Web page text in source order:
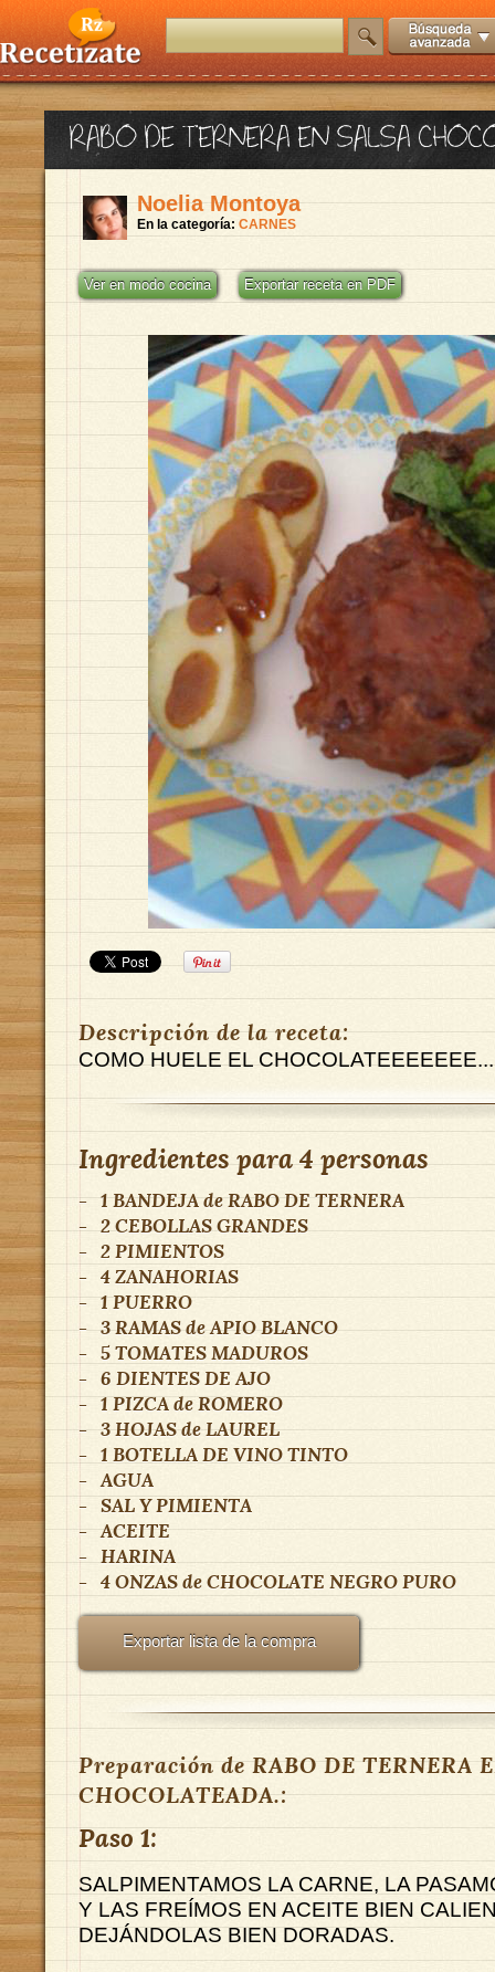
RABO DE TERNERA EN SALSA
Noelia Montoya
En la categoría: CARNES
Ver en modo cocina Exportar receta en PDF
Descripción de la receta:
COMO HUELE EL
Ingredientes para4 personas
- 1 BANDEJAdeRABO DE TERNERA
- 2CEBOLLAS GRANDES
- 2PIMIENTOS
- 4ZANAHORIAS
- 1PUERRO
- 3 RAMASdeAPIO BLANCO
- 5TOMATES MADUROS
- 6 DIENTES DE AJO
- 1 PIZCAdeROMERO
- 3 HOJASdeLAUREL
- 1 BOTELLA DE VINO TINTO
- AGUA
- SAL Y PIMIENTA
- ACEITE
- HARINA
- 4 ONZASdeCHOCOLATE NEGRO PURO
Exportar lista de la compra
Preparación de RABO DE TERNERA
CHOCOLATEADA.:
Paso 1:
SALPIMENTAMOS LA CARNE, LA
Y LAS FREÍMOS EN ACEITE BIEN
DEJÁNDOLAS BIEN DORADAS.